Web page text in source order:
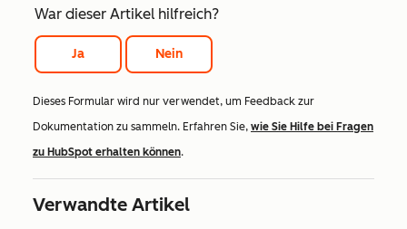
War dieser Artikel hilfreich?
Ja Nein
Dieses Formular wird nur verwendet, um Feedback zur
Dokumentation zu sammeln. Erfahren Sie, wie Sie Hilfe bei Fragen
zu HubSpot erhalten können.
Verwandte Artikel